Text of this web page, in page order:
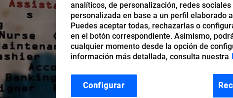
analíticos, de personalización, redes
personalizada en base a un perfil elaborado
Puedes aceptar todas, rechazarlas o
en el botón correspondiente. Asimismo,
cualquier momento desde la opción de
información más detallada, consulta nuestra
Configurar